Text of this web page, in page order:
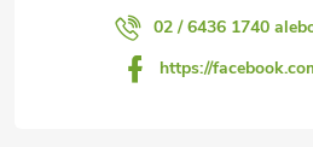
02 / 6436 1740
https://